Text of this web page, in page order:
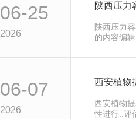
06-25
2026
陕西压力
陕西压力
的内容编
06-07
2026
西安植物
性进行..评